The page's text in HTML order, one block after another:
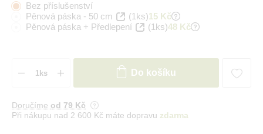
Bez příslušenství
Pěnová páska - 50 cm
(1ks)15 Kč
Pěnová páska + Předlepení
(1ks)48 Kč
Do košíku
Doručíme od 79 Kč
Při nákupu nad 2 600 Kč máte dopravu zdarma